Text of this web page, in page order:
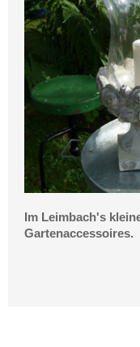
Im Leimbach's
Gartenaccessoires.